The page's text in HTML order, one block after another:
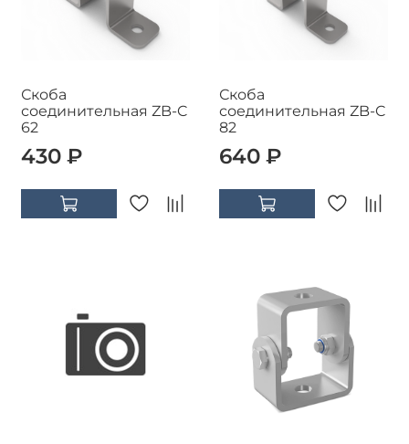
Скоба
соединительная ZB-C
62
430 ₽
Скоба
соединительная ZB-C
82
640 ₽